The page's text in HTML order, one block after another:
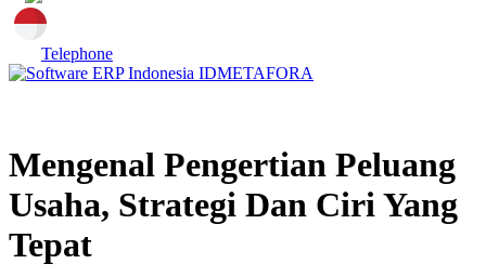
Telephone
Mengenal Pengertian Peluang
Usaha, Strategi Dan Ciri Yang
Tepat